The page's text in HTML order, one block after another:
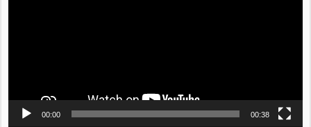
00:00 00:38